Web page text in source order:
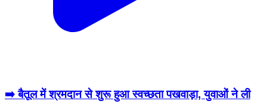
➡️ बैतूल में श्रमदान से शुरू हुआ स्वच्छता पखवाड़ा, युवाओं ने ली